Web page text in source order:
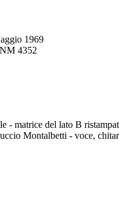
1969
4352
- matrice del lato B
Montalbetti - voce,